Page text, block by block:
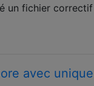
un fichier
avec